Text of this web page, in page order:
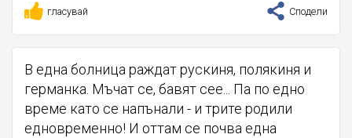
гласувай Сподели
В една болница раждат рускиня, полякиня и
германка. Мъчат се, бавят сее... Па по едно
време като се напънали - и трите родили
едновременно! И оттам се почва една